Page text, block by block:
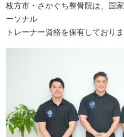
枚方市・さかぐち整骨院は、国
ーソナル
トレーナー資格を保有しておりま